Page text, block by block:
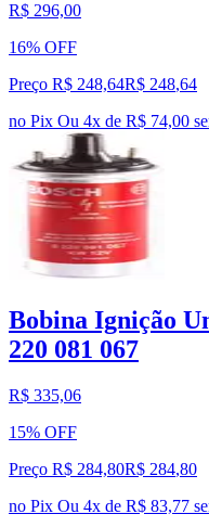
R$ 296,00
16% OFF
Preço R$ 248,64R$ 248,64
no Pix Ou 4x de R$ 74,00
Bobina Ignição
220 081 067
R$ 335,06
15% OFF
Preço R$ 284,80R$ 284,80
no Pix Ou 4x de R$ 83,77